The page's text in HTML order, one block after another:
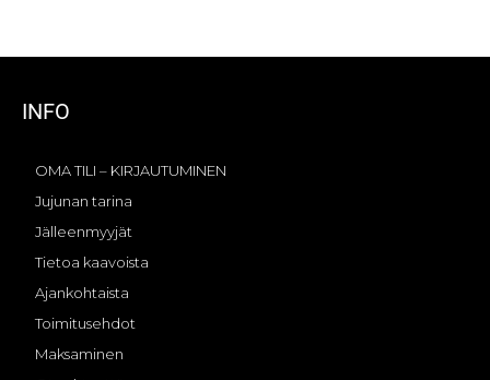
INFO
OMA TILI – KIRJAUTUMINEN
Jujunan tarina
Jälleenmyyjät
Tietoa kaavoista
Ajankohtaista
Toimitusehdot
Maksaminen